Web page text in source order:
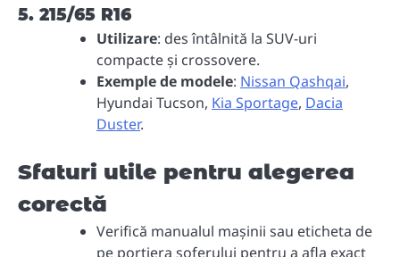
5. 215/65 R16
Utilizare: des întâlnită la SUV-uri
compacte și crossovere.
Exemple de modele: Nissan Qashqai,
Hyundai Tucson, Kia Sportage, Dacia
Duster.
Sfaturi utile pentru alegerea
corectă
Verifică manualul mașinii sau eticheta de
pe portiera șoferului pentru a afla exact